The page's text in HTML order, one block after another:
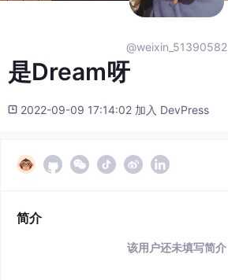
@weixin_51390582
是Dream呀
2022-09-09 17:14:02 加入 DevPress
简介
该用户还未填写简介